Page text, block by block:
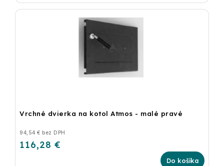
Vrchné dvierka na kotol Atmos - malé pravé
94,54 € bez DPH
116,28 €
Do košíka